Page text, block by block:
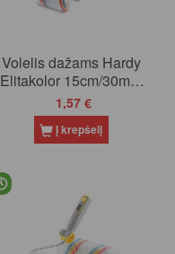
Volelis dažams Hardy
Elitakolor 15cm/30mm
(0120-233015)
1,57 €
Į krepšelį